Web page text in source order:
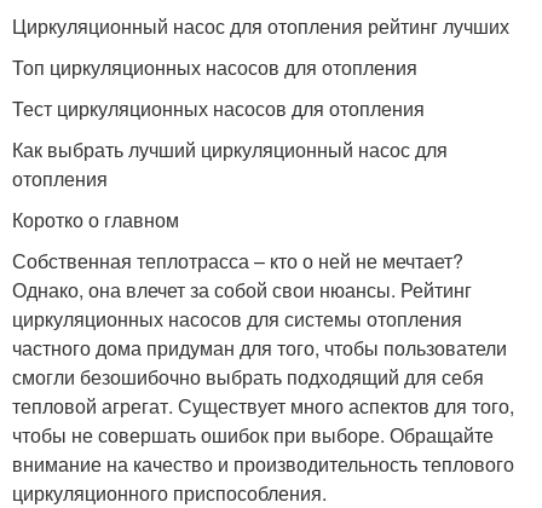
Циркуляционный насос для отопления рейтинг лучших
Топ циркуляционных насосов для отопления
Тест циркуляционных насосов для отопления
Как выбрать лучший циркуляционный насос для
отопления
Коротко о главном
Собственная теплотрасса – кто о ней не мечтает?
Однако, она влечет за собой свои нюансы. Рейтинг
циркуляционных насосов для системы отопления
частного дома придуман для того, чтобы пользователи
смогли безошибочно выбрать подходящий для себя
тепловой агрегат. Существует много аспектов для того,
чтобы не совершать ошибок при выборе. Обращайте
внимание на качество и производительность теплового
циркуляционного приспособления.